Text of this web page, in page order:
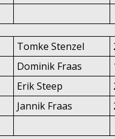
Tomke Stenzel
Dominik Fraas
Erik Steep
Jannik Fraas